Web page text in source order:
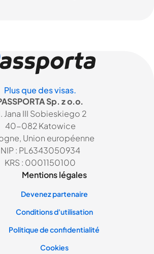
Plus que des visas.
Sp. z o.o.
Jana III Sobieskiego 2
40-082 Katowice
Union européenne
NIP : PL6343050934
KRS : 0001150100
Mentions légales
Devenez partenaire
Conditions d'utilisation
Politique de confidentialité
Cookies